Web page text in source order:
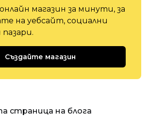
магазин за минути, за
на уебсайт, социални
Създайте магазин
страница на блога